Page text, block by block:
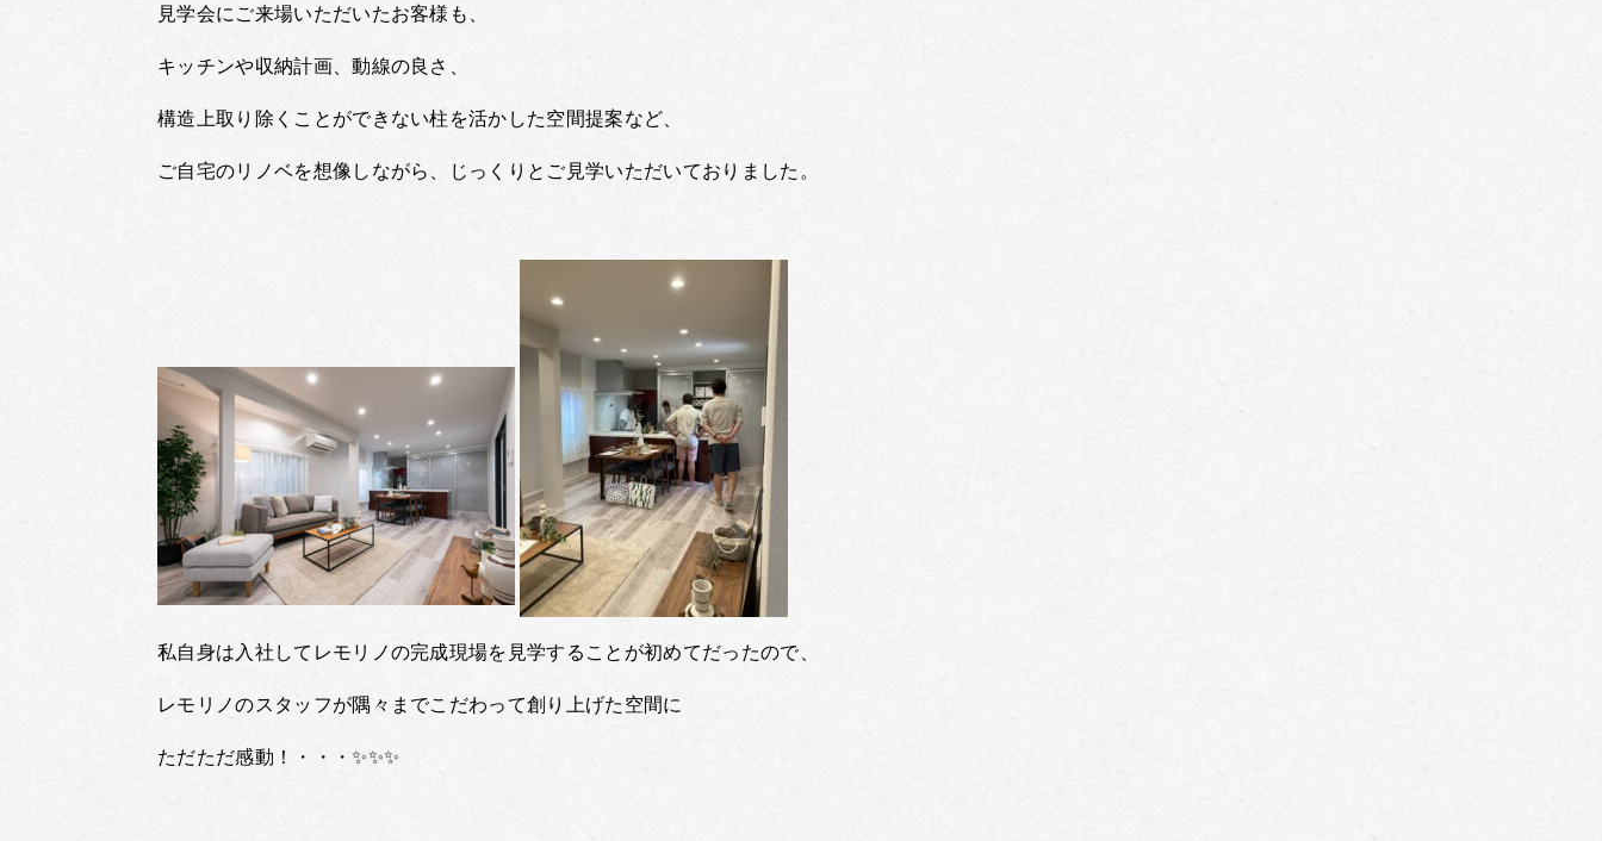
見学会にご来場いただいたお客様も、
キッチンや収納計画、動線の良さ、
構造上取り除くことができない柱を活かした空間提案など、
ご自宅のリノベを想像しながら、じっくりとご見学いただいておりました。
私自身は入社してレモリノの完成現場を見学することが初めてだったので、
レモリノのスタッフが隅々までこだわって創り上げた空間に
ただただ感動！・・・✨✨✨